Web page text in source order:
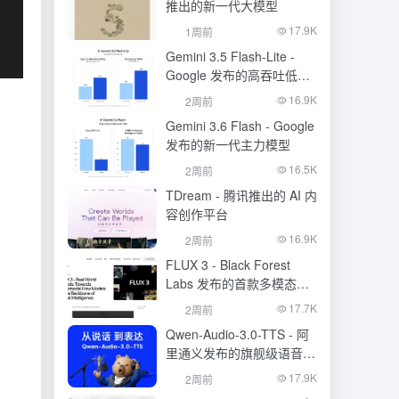
推出的新一代大模型
1周前 17.9K
Gemini 3.5 Flash-Lite -
Google 发布的高吞吐低成
本模型
2周前 16.9K
Gemini 3.6 Flash - Google
发布的新一代主力模型
2周前 16.5K
TDream - 腾讯推出的 AI 内
容创作平台
2周前 16.9K
FLUX 3 - Black Forest
Labs 发布的首款多模态基
础模型
2周前 17.7K
Qwen-Audio-3.0-TTS - 阿
里通义发布的旗舰级语音合
成大模型
2周前 17.9K